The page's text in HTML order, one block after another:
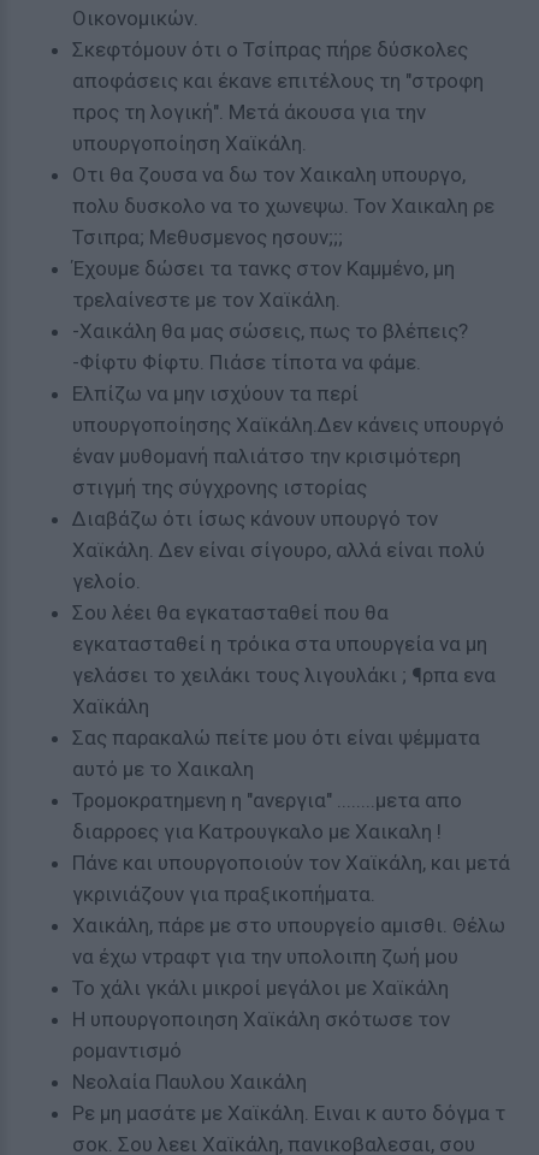
Οικονομικών.
Σκεφτόμουν ότι ο Τσίπρας πήρε δύσκολες
αποφάσεις και έκανε επιτέλους τη "στροφη
προς τη λογική". Μετά άκουσα για την
υπουργοποίηση Χαϊκάλη.
Οτι θα ζουσα να δω τον Χαικαλη υπουργο,
πολυ δυσκολο να το χωνεψω. Τον Χαικαλη ρε
Τσιπρα; Μεθυσμενος ησουν;;;
Έχουμε δώσει τα τανκς στον Καμμένο, μη
τρελαίνεστε με τον Χαϊκάλη.
-Χαικάλη θα μας σώσεις, πως το βλέπεις?
-Φίφτυ Φίφτυ. Πιάσε τίποτα να φάμε.
Ελπίζω να μην ισχύουν τα περί
υπουργοποίησης Χαϊκάλη.Δεν κάνεις υπουργό
έναν μυθομανή παλιάτσο την κρισιμότερη
στιγμή της σύγχρονης ιστορίας
Διαβάζω ότι ίσως κάνουν υπουργό τον
Χαϊκάλη. Δεν είναι σίγουρο, αλλά είναι πολύ
γελοίο.
Σου λέει θα εγκατασταθεί που θα
εγκατασταθεί η τρόικα στα υπουργεία να μη
γελάσει το χειλάκι τους λιγουλάκι ; ¶ρπα ενα
Χαϊκάλη
Σας παρακαλώ πείτε μου ότι είναι ψέμματα
αυτό με το Χαικαλη
Τρομοκρατημενη η "ανεργια" ........μετα απο
διαρροες για Κατρουγκαλο με Χαικαλη !
Πάνε και υπουργοποιούν τον Χαϊκάλη, και μετά
γκρινιάζουν για πραξικοπήματα.
Χαικάλη, πάρε με στο υπουργείο αμισθι. Θέλω
να έχω ντραφτ για την υπολοιπη ζωή μου
Το χάλι γκάλι μικροί μεγάλοι με Χαϊκάλη
Η υπουργοποιηση Χαϊκάλη σκότωσε τον
ρομαντισμό
Νεολαία Παυλου Χαικάλη
Ρε μη μασάτε με Χαϊκάλη. Ειναι κ αυτο δόγμα τ
σοκ. Σου λεει Χαϊκάλη, πανικοβαλεσαι, σου